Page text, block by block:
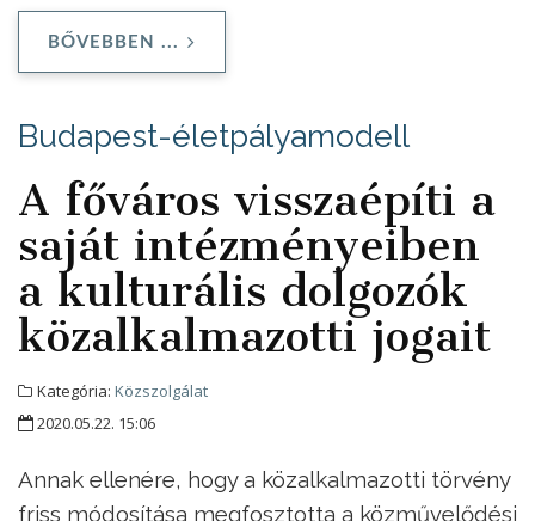
BŐVEBBEN ...
Budapest-életpályamodell
A főváros visszaépíti a
saját intézményeiben
a kulturális dolgozók
közalkalmazotti jogait
Kategória: Közszolgálat
2020.05.22. 15:06
Annak ellenére, hogy a közalkalmazotti törvény
friss módosítása megfosztotta a közművelődési